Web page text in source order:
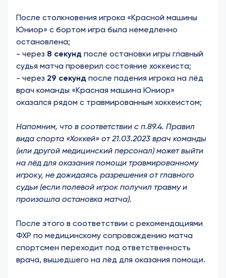
После столкновения игрока «Красной машины
Юниор» с бортом игра была немедленно
остановлена;
- через 8 секунд после остановки игры главный
судья матча проверил состояние хоккеиста;
- через 29 секунд после падения игрока на лёд
врач команды «Красная машина Юниор»
оказался рядом с травмированным хоккеистом;
Напомним, что в соответствии с п.89.4. Правил
вида спорта «Хоккей» от 21.03.2023 врач команды
(или другой медицинский персонал) может выйти
на лёд для оказания помощи травмированному
игроку, не дожидаясь разрешения от главного
судьи (если полевой игрок получил травму и
произошла остановка матча).
После этого в соответствии с рекомендациями
ФХР по медицинскому сопровождению матча
спортсмен переходит под ответственность
врача, вышедшего на лёд для оказания помощи.